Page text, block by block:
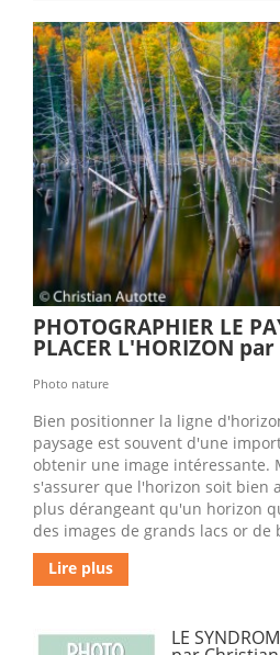
PHOTOGRAPHIER LE
PLACER L'HORIZON
Photo nature
Bien positionner la ligne
paysage est souvent d'une
obtenir une image intéressante.
s'assurer que l'horizon soit bien
plus dérangeant qu'un horizon
des images de grands lacs or
Lire plus
LE